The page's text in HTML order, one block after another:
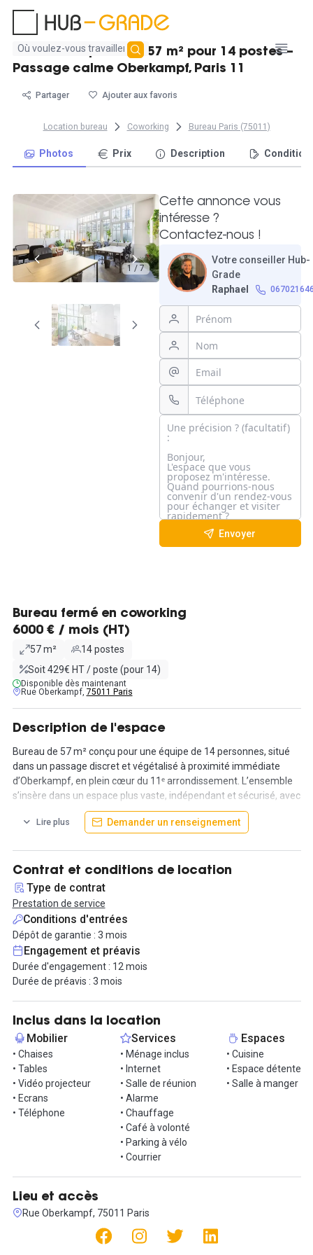
Aucun
résultat
Bureau indépendant 57 m² pour 14 postes –
Passage calme Oberkampf, Paris 11
Partager Ajouter aux favoris
Location bureau Coworking Bureau Paris (75011)
Photos Prix Description
1 / 7
Cette annonce vous
intéresse ?
Contactez-nous !
Votre conseiller Hub-
Grade
Raphael
Envoyer
Bureau fermé en coworking
6000 € / mois (HT)
57 m²
14 postes
Soit 429€ HT / poste (pour 14)
Disponible dès maintenant
Rue Oberkampf, 75011 Paris
Description de l'espace
Bureau de 57 m² conçu pour une équipe de 14 personnes, situé
dans un passage discret et végétalisé à proximité immédiate
d’Oberkampf, en plein cœur du 11ᵉ arrondissement. L’ensemble
s’insère dans un espace plus vaste, indépendant et sécurisé, avec
accès direct depuis la rue.
hauteur sous plafond. Accès permanent (24h/24, 7j/7). Accueil
possible en toute autonomie.
Cuisine équipée privative, salle de réunion partagée à disposition.
Équilibre optimal entre espace de travail cloisonné et zones de
respiration collective.
Quartier Oberkampf : densité fonctionnelle élevée, forte offre de
restauration, services de proximité variés, ancrage culturel.
Environnement direct sans nuisances : circulation automobile
quasi nulle, ambiance résidentielle et créative.
Réseau de transports :
– Métro Ménilmontant (ligne 2) : 3 min à pied
– Métro Couronnes (ligne 2) : 5 min
– Métro Parmentier (ligne 3) : 7 min
– Métro Rue Saint-Maur (ligne 3) : 7 min
– Métro Père-Lachaise (lignes 2 et 3) : 10 min
Contactez-nous pour visiter !
Lire plus Demander un renseignement
Contrat et conditions de location
Type de contrat
Prestation de service
Conditions d'entrées
Dépôt de garantie : 3 mois
Engagement et préavis
Durée d'engagement : 12 mois
Durée de préavis : 3 mois
Inclus dans la location
Mobilier
• Chaises
• Tables
• Vidéo projecteur
• Ecrans
• Téléphone
Services
• Ménage inclus
• Internet
• Salle de réunion
• Alarme
• Chauffage
• Café à volonté
• Parking à vélo
• Courrier
Espaces
• Cuisine
• Espace détente
• Salle à manger
Lieu et accès
Rue Oberkampf, 75011 Paris